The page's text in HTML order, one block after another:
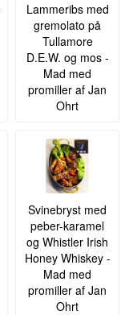
Lammeribs med
gremolato på
Tullamore
D.E.W. og mos -
Mad med
promiller af Jan
Ohrt
Svinebryst med
peber-karamel
og Whistler Irish
Honey Whiskey -
Mad med
promiller af Jan
Ohrt